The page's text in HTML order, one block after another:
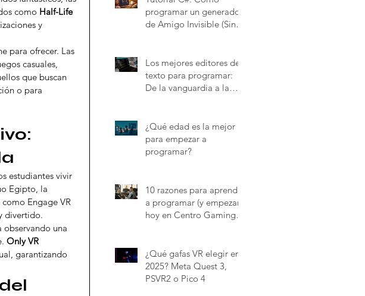
como Half-Life
y
para ofrecer. Las
casuales,
que buscan
o para
estudiantes vivir
Egipto, la
Engage VR
divertido.
una
Only VR
garantizando
programar un generador
de Amigo Invisible (Sin
Los mejores editores de
texto para programar:
De la vanguardia a la
¿Qué edad es la mejor
para empezar a
programar?
10 razones para aprender
a programar (y empezar
hoy en Centro Gaming
¿Qué gafas VR elegir en
2025? Meta Quest 3,
PSVR2 o Pico 4